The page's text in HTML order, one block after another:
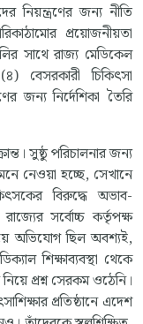
নিয়ন্ত্রণের জন্য নীতি
প্রয়োজনীয়তা
সাথে রাজ্য মেডিকেল
বেসরকারী চিকিৎসা
জন্য নির্দেশিকা তৈরি
সুষ্ঠু পরিচালনার জন্য
নেওয়া হচ্ছে, সেখানে
বিরুদ্ধে অভাব-
সর্বোচ্চ কর্তৃপক্ষ
অভিযোগ ছিল অবশ্যই,
শিক্ষাব্যবস্থা থেকে
প্রশ্ন সেরকম ওঠেনি।
প্রতিষ্ঠানে এদেশ